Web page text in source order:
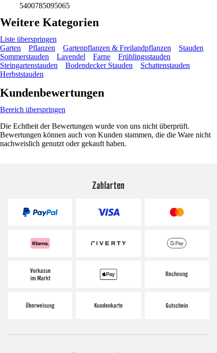
5400785095065
Weitere Kategorien
Liste überspringen
Garten
Pflanzen Gartenpflanzen & Freilandpflanzen
Stauden
Sommerstauden
Lavendel Farne
Frühlingsstauden
Steingartenstauden
Bodendecker Stauden
Schattenstauden
Herbststauden
Kundenbewertungen
Bereich überspringen
Die Echtheit der Bewertungen wurde von uns nicht überprüft.
Bewertungen können auch von Kunden stammen, die die Ware nicht
nachweislich genutzt oder gekauft haben.
Zahlarten